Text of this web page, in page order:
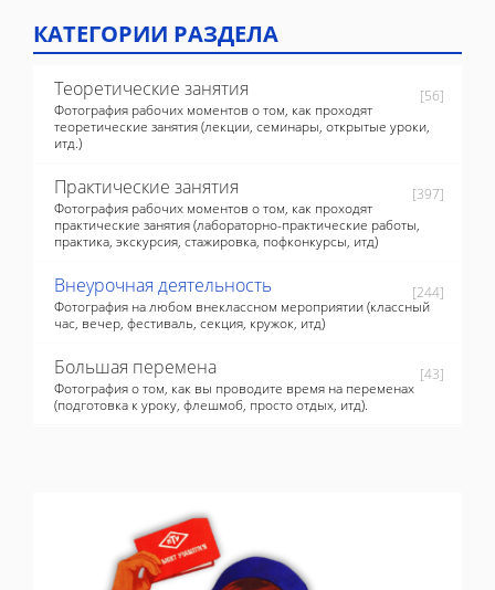
КАТЕГОРИИ РАЗДЕЛА
Теоретические занятия [56]
Фотография рабочих моментов о том, как проходят
теоретические занятия (лекции, семинары, открытые уроки,
итд.)
Практические занятия [397]
Фотография рабочих моментов о том, как проходят
практические занятия (лабораторно-практические работы,
практика, экскурсия, стажировка, пофконкурсы, итд)
Внеурочная деятельность [244]
Фотография на любом внеклассном мероприятии (классный
час, вечер, фестиваль, секция, кружок, итд)
Большая перемена [43]
Фотография о том, как вы проводите время на переменах
(подготовка к уроку, флешмоб, просто отдых, итд).